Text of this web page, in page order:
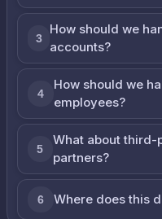
3
How should we
accounts?
4
How should we
employees?
5
What about third-
partners?
6 Where does this